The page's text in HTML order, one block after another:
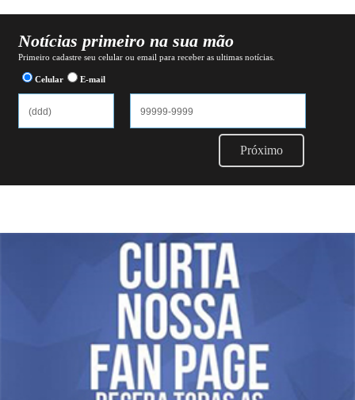
Notícias primeiro na sua mão
Primeiro cadastre seu celular ou email para receber as ultimas notícias.
Celular E-mail
Próximo